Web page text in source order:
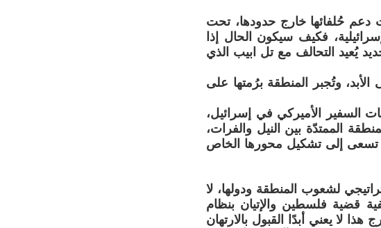
دعم حُلفائها خارج حدودها، تحت
فكيف سيكون الحال إذا
يُعيد التحالف مع تل ابيب الذي
وتُجبر المنطقة برُمتها على
السفير الأميركي في إسرائيل،
الممتدّة بين النيل والفرات،
تسعى إلى تشكيل محورها الخاص
لشعوب المنطقة ودولها، لا
قضية فلسطين والإتيان بنظام
لا يعني أبدًا القبول بالارتهان